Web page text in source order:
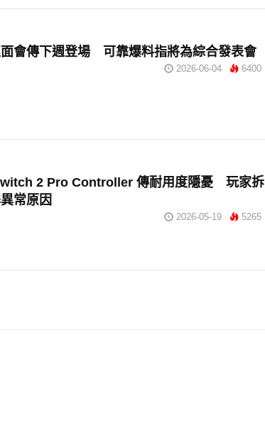
會傳下週登場 可靠爆料指將為綜合發表會
2026-06-04 6400
2 Pro Controller 傳耐用度隱憂 玩家拆
常原因
2026-05-19 5265